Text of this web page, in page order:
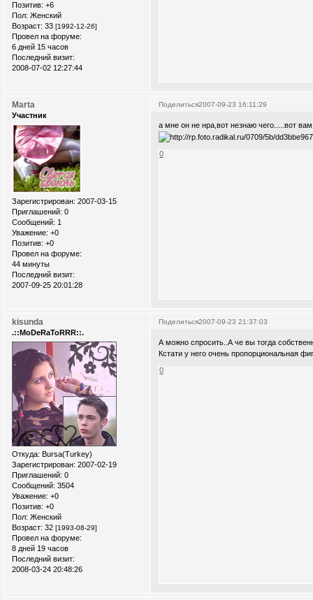
Позитив: +6
Пол: Женский
Возраст: 33 [1992-12-26]
Провел на форуме:
6 дней 15 часов
Последний визит:
2008-07-02 12:27:44
Поделиться2007-09-23 16:11:29
Marta
Участник
Зарегистрирован: 2007-03-15
Приглашений: 0
Сообщений: 1
Уважение: +0
Позитив: +0
Провел на форуме:
44 минуты
Последний визит:
2007-09-25 20:01:28
а мне он не нра,вот незнаю чего.....вот
0
Поделиться2007-09-23 21:37:03
kisunda
.::MoDeRaToRRR::.
Откуда: Bursa(Turkey)
Зарегистрирован: 2007-02-19
Приглашений: 0
Сообщений: 3504
Уважение: +0
Позитив: +0
Пол: Женский
Возраст: 32 [1993-08-29]
Провел на форуме:
8 дней 19 часов
Последний визит:
2008-03-24 20:48:26
А можно спросить..А че вы тогда
Кстати у него очень пропорциональная
0